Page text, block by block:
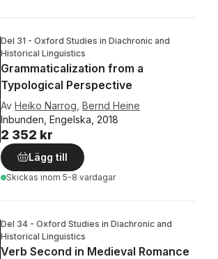
Del 31 - Oxford Studies in Diachronic and
Historical Linguistics
Grammaticalization from a
Typological Perspective
Av Heiko Narrog Bernd Heine
Inbunden, Engelska, 2018
2 352 kr
Lägg till
Skickas inom 5-8 vardagar
Del 34 - Oxford Studies in Diachronic and
Historical Linguistics
Verb Second in Medieval Romance